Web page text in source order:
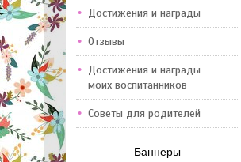
Достижения и награды
Отзывы
Достижения и награды
моих воспитанников
Советы для родителей
Баннеры